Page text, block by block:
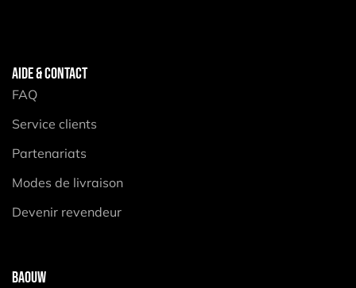
AIDE & CONTACT
FAQ
Service clients
Partenariats
Modes de livraison
Devenir revendeur
BAOUW